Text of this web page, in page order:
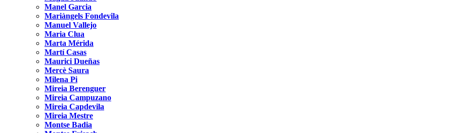
Manel Garcia
Mariàngels Fondevila
Manuel Vallejo
Maria Clua
Marta Mérida
Martí Casas
Maurici Dueñas
Mercè Saura
Milena Pi
Mireia Berenguer
Mireia Campuzano
Mireia Capdevila
Mireia Mestre
Montse Badia